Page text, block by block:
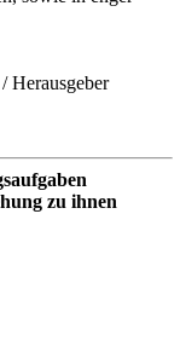
Herausgeber
zu ihnen